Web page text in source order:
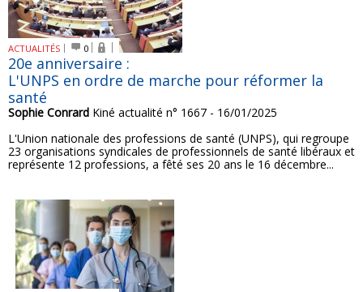
ACTUALITÉS 0
20e anniversaire :
L'UNPS en ordre de marche pour réformer la
santé
Sophie Conrard Kiné actualité n° 1667 - 16/01/2025
L'Union nationale des professions de santé (UNPS), qui regroupe
23 organisations syndicales de professionnels de santé libéraux et
représente 12 professions, a fêté ses 20 ans le 16 décembre...